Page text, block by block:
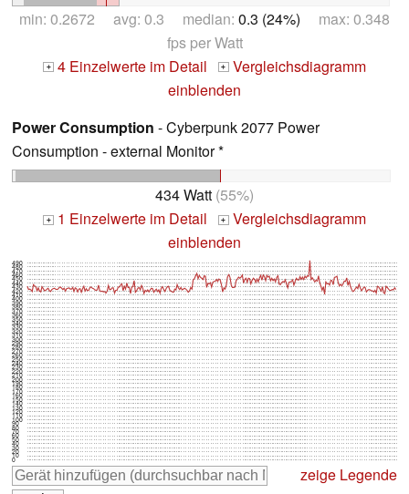
min: 0.2672 avg: 0.3 median: 0.3 (24%) max: 0.348
fps per Watt
+ 4 Einzelwerte im Detail + Vergleichsdiagramm
einblenden
Power Consumption - Cyberpunk 2077 Power
Consumption - external Monitor *
434 Watt (55%)
+ 1 Einzelwerte im Detail + Vergleichsdiagramm
einblenden
0
10
20
30
40
50
60
70
80
90
100
110
120
130
140
150
160
170
180
190
200
210
220
230
240
250
260
270
280
290
300
310
320
330
340
350
360
370
380
390
400
410
420
430
440
450
460
470
480
490
zeige Legende